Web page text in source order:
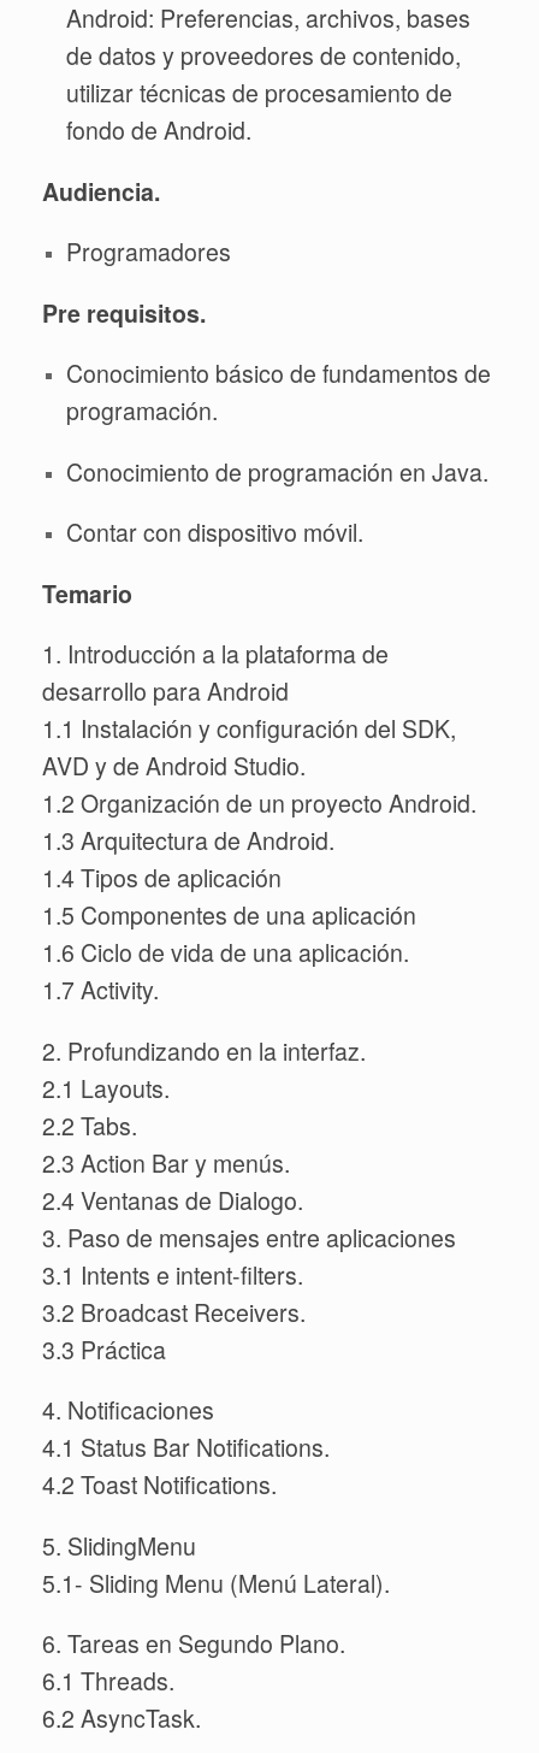
Android: Preferencias, archivos, bases
de datos y proveedores de contenido,
utilizar técnicas de procesamiento de
fondo de Android.
Audiencia.
Programadores
Pre requisitos.
Conocimiento básico de fundamentos de
programación.
Conocimiento de programación en Java.
Contar con dispositivo móvil.
Temario
1. Introducción a la plataforma de
desarrollo para Android
1.1 Instalación y configuración del SDK,
AVD y de Android Studio.
1.2 Organización de un proyecto Android.
1.3 Arquitectura de Android.
1.4 Tipos de aplicación
1.5 Componentes de una aplicación
1.6 Ciclo de vida de una aplicación.
1.7 Activity.
2. Profundizando en la interfaz.
2.1 Layouts.
2.2 Tabs.
2.3 Action Bar y menús.
2.4 Ventanas de Dialogo.
3. Paso de mensajes entre aplicaciones
3.1 Intents e intent-filters.
3.2 Broadcast Receivers.
3.3 Práctica
4. Notificaciones
4.1 Status Bar Notifications.
4.2 Toast Notifications.
5. SlidingMenu
5.1- Sliding Menu (Menú Lateral).
6. Tareas en Segundo Plano.
6.1 Threads.
6.2 AsyncTask.